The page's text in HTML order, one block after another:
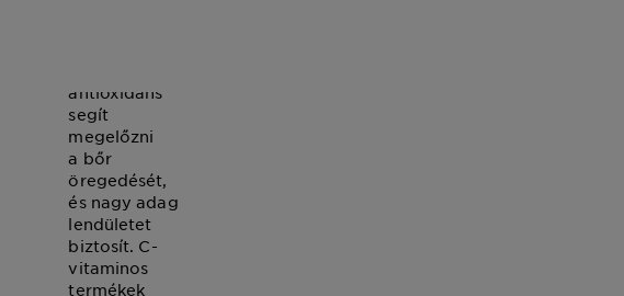
antioxidáns
segít
megelőzni
a bőr
öregedését,
és nagy adag
lendületet
biztosít. C-
vitaminos
termékek